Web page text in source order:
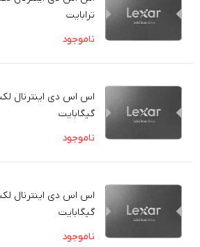
ترابایت
ناموجود
گیگابایت
ناموجود
گیگابایت
ناموجود